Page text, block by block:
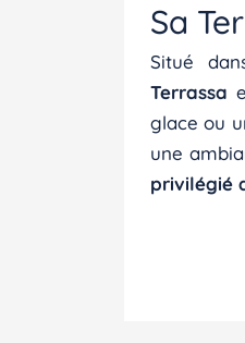
Sa
Situé
Terrassa
glace ou
une
privilégié